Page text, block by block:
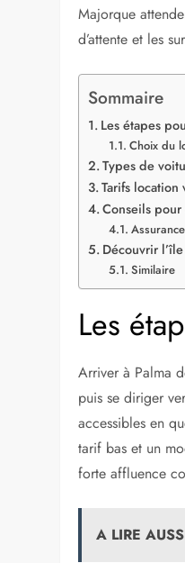
Majorque
d’attente et les
Sommaire
Les étapes
Choix du
Types de
Tarifs
Conseils
Découvrir
Similaire
Les
Arriver à Palma
puis se diriger
accessibles en
tarif bas et un
forte affluence
A LIRE